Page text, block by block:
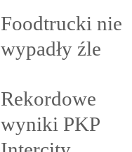
Foodtrucki nie
wypadły źle
Rekordowe
wyniki PKP